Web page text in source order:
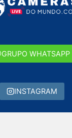
GRUPO WHATSAPP
INSTAGRAM